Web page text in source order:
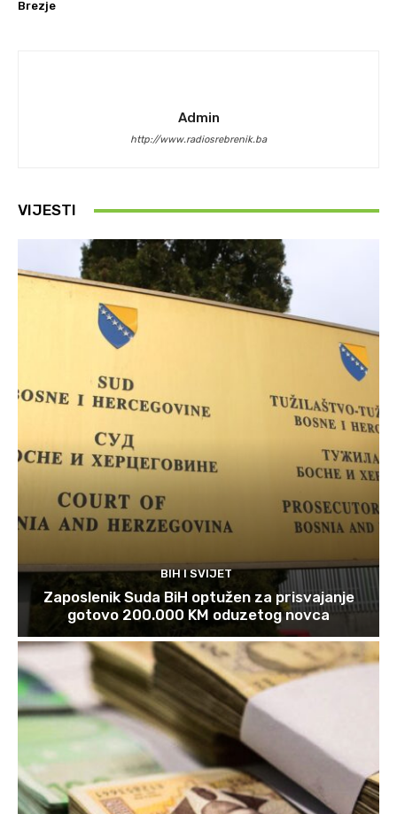
Brezje
Admin
http://www.radiosrebrenik.ba
VIJESTI
BIH I SVIJET
Zaposlenik Suda BiH optužen za prisvajanje
gotovo 200.000 KM oduzetog novca